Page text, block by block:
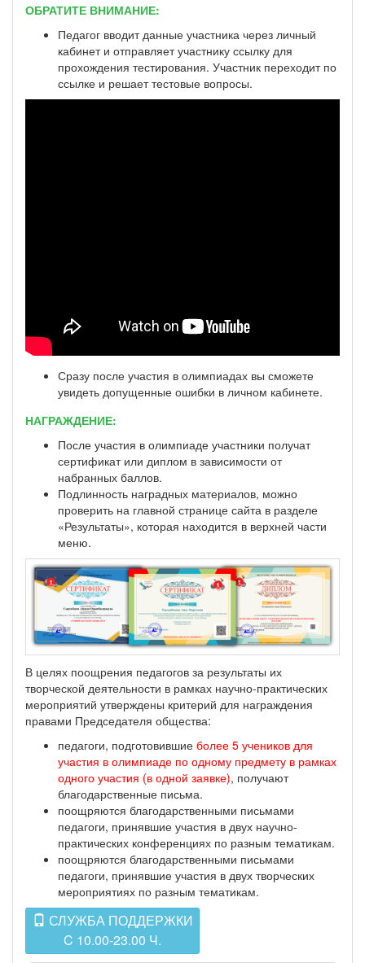
ОБРАТИТЕ ВНИМАНИЕ:
Педагог вводит данные участника через личный
кабинет и отправляет участнику ссылку для
прохождения тестирования. Участник переходит по
ссылке и решает тестовые вопросы.
Сразу после участия в олимпиадах вы сможете
увидеть допущенные ошибки в личном кабинете.
НАГРАЖДЕНИЕ:
После участия в олимпиаде участники получат
сертификат или диплом в зависимости от
набранных баллов.
Подлинность наградных материалов, можно
проверить на главной странице сайта в разделе
«Результаты», которая находится в верхней части
меню.
В целях поощрения педагогов за результаты их
творческой деятельности в рамках научно-практических
мероприятий утверждены критерий для награждения
правами Председателя общества:
педагоги, подготовившие более 5 учеников для
участия в олимпиаде по одному предмету в рамках
одного участия (в одной заявке), получают
благодарственные письма.
поощряются благодарственными письмами
педагоги, принявшие участия в двух научно-
практических конференциях по разным тематикам.
поощряются благодарственными письмами
педагоги, принявшие участия в двух творческих
мероприятиях по разным тематикам.
СЛУЖБА ПОДДЕРЖКИ
C 10.00-23.00 Ч.